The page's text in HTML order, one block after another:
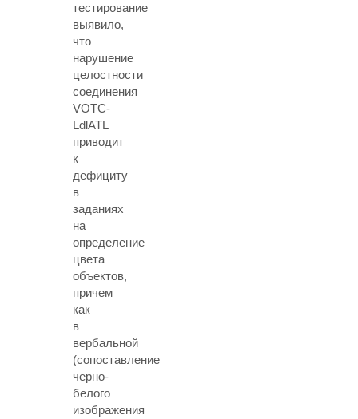
тестирование
выявило,
что
нарушение
целостности
соединения
VOTC-
LdlATL
приводит
к
дефициту
в
заданиях
на
определение
цвета
объектов,
причем
как
в
вербальной
(сопоставление
черно-
белого
изображения